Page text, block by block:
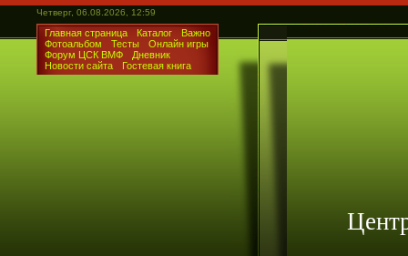
Четверг, 06.08.2026, 12:59
Главная страница Каталог
Важно
Фотоальбом
Тесты
Онлайн игры
Форум ЦСК ВМФ
Дневник
Новости сайта
Гостевая книга